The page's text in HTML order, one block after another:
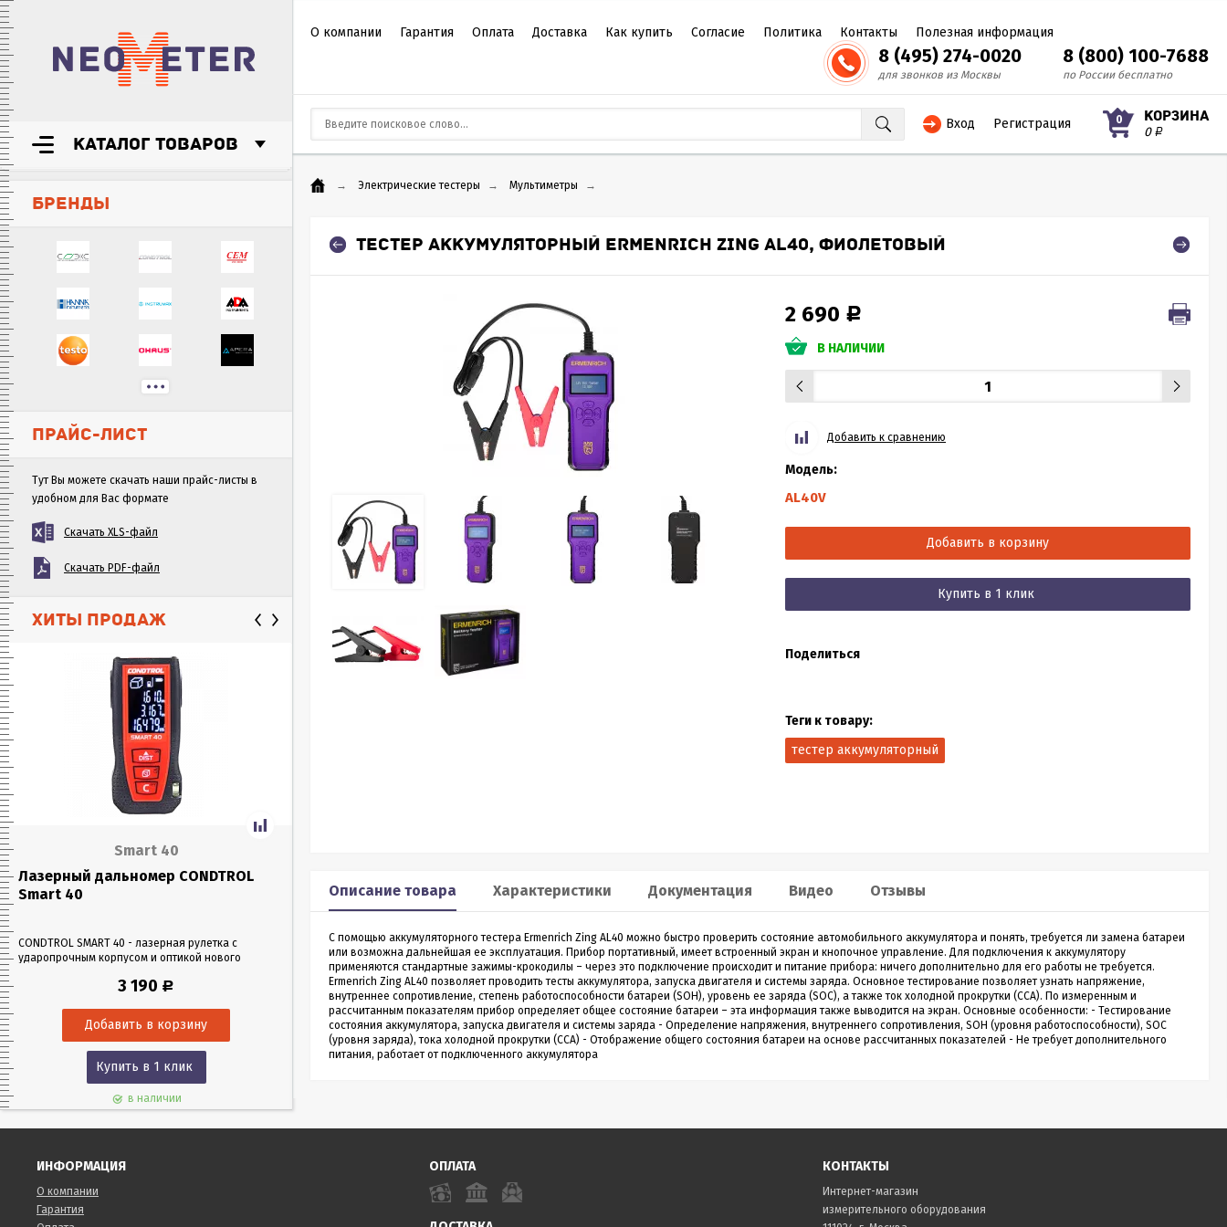
КАТАЛОГ ТОВАРОВ
БРЕНДЫ
ПРАЙС-ЛИСТ
Тут Вы можете скачать наши прайс-листы в
удобном для Вас формате
Скачать XLS-файл
Скачать PDF-файл
ХИТЫ ПРОДАЖ
Smart 40
Лазерный дальномер CONDTROL
Smart 40
CONDTROL SMART 40 - лазерная рулетка с
ударопрочным корпусом и оптикой нового
в любых условиях освещения. Позволяет
помещениях на расстоянии до 40 м.
3 190 Р
Купить в 1 клик
в наличии
Smart 60
CONDTROL SMART 60 – лазерный дальномер, в
эргономичном ударопрочном корпусе.
Лазерная рулетка работает на расстоянии от
0,05 до 60 метров даже на улице. Погрешность
измерения – всего 1,5 мм
3 990Р
CONDTROL XP2
Лазерный дальномер CONDTROL XP2 – это
старшая модель дальномера XP1. Диапазон
измерений до 70 метров, точность 1,5 мм.
Новинка обладает дополнительным
функционалом - расширенный Пифагор,
измерение площади стен и функцией
измерения угла наклона, которая на основании
всего одного замера позволяет вычислить
4 390Р
Sputnik 30
CONDTROL Sputnik 30 – сверхкомпактная
лазерная рулетка для измерения расстояния до
30 метров. Эргономичный корпус с большой
кнопкой управления, нажимать на которую
удобно даже в перчатках. Погрешность
измерения не превышает 2 мм. Встроенный
аккумулятор. Зарядка через кабель micro-USB
(дополнительная опция).
1 990Р
О компании Гарантия Оплата Доставка Как купить Согласие Политика Контакты Полезная информация
8 (495) 274-0020
для звонков из Москвы
8 (800) 100-7688
по России бесплатно
Вход Регистрация 0 КОРЗИНА
0 Р
→ Электрические тестеры → Мультиметры →
ТЕСТЕР АККУМУЛЯТОРНЫЙ ERMENRICH ZING AL40, ФИОЛЕТОВЫЙ
2 690 Р
В НАЛИЧИИ
Добавить к сравнению
Модель:
AL40V
Добавить в корзину
Купить в 1 клик
Поделиться
Теги к товару:
тестер аккумуляторный
Описание товара Характеристики Документация Видео Отзывы
С помощью аккумуляторного тестера Ermenrich Zing AL40 можно быстро проверить состояние автомобильного аккумулятора и понять, требуется ли замена батареи
или возможна дальнейшая ее эксплуатация. Прибор портативный, имеет встроенный экран и кнопочное управление. Для подключения к аккумулятору
применяются стандартные зажимы-крокодилы – через это подключение происходит и питание прибора: ничего дополнительно для его работы не требуется.
Ermenrich Zing AL40 позволяет проводить тесты аккумулятора, запуска двигателя и системы заряда. Основное тестирование позволяет узнать напряжение,
внутреннее сопротивление, степень работоспособности батареи (SOH), уровень ее заряда (SOC), а также ток холодной прокрутки (CCA). По измеренным и
рассчитанным показателям прибор определяет общее состояние батареи – эта информация также выводится на экран. Основные особенности: - Тестирование
состояния аккумулятора, запуска двигателя и системы заряда - Определение напряжения, внутреннего сопротивления, SOH (уровня работоспособности), SOC
(уровня заряда), тока холодной прокрутки (CCA) - Отображение общего состояния батареи на основе рассчитанных показателей - Не требует дополнительного
питания, работает от подключенного аккумулятора
ИНФОРМАЦИЯ
О компании
Гарантия
ОПЛАТА КОНТАКТЫ
Интернет-магазин
измерительного оборудования